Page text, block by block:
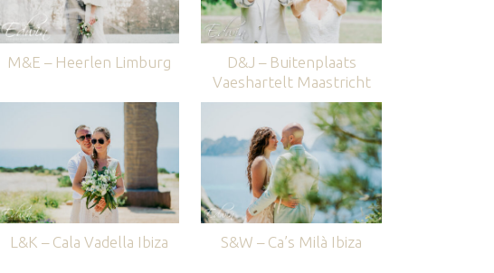
M&E – Heerlen Limburg
D&J – Buitenplaats
Vaeshartelt Maastricht
L&K – Cala Vadella Ibiza S&W – Ca’s Milà Ibiza